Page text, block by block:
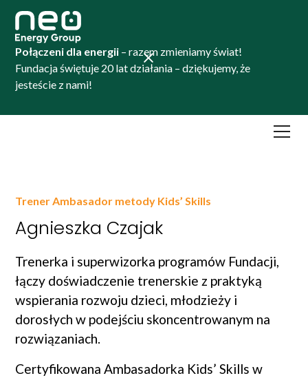
Połączeni dla energii – razem zmieniamy świat!
Fundacja świętuje 20 lat działania – dziękujemy, że
jesteście z nami!
Trener Ambasador metody Kids’ Skills
Agnieszka Czajak
Trenerka i superwizorka programów Fundacji,
łączy doświadczenie trenerskie z praktyką
wspierania rozwoju dzieci, młodzieży i
dorosłych w podejściu skoncentrowanym na
rozwiązaniach.
Certyfikowana Ambasadorka Kids’ Skills w